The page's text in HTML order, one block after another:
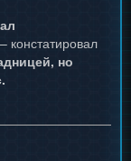
– констатировал
но